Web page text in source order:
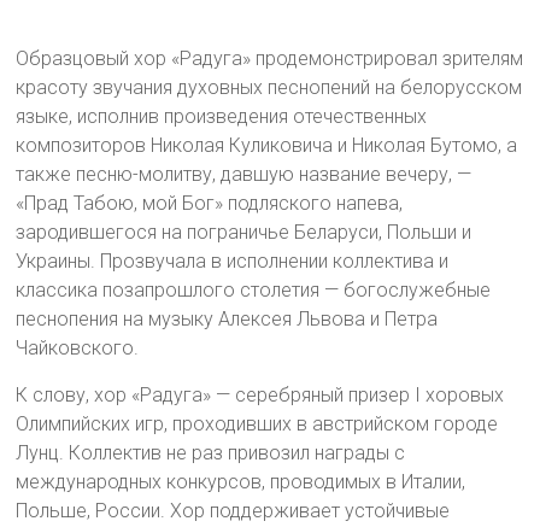
Образцовый хор «Радуга» продемонстрировал зрителям
красоту звучания духовных песнопений на белорусском
языке, исполнив произведения отечественных
композиторов Николая Куликовича и Николая Бутомо, а
также песню-молитву, давшую название вечеру, —
«Прад Табою, мой Бог» подляского напева,
зародившегося на пограничье Беларуси, Польши и
Украины. Прозвучала в исполнении коллектива и
классика позапрошлого столетия — богослужебные
песнопения на музыку Алексея Львова и Петра
Чайковского.
К слову, хор «Радуга» — серебряный призер I хоровых
Олимпийских игр, проходивших в австрийском городе
Лунц. Коллектив не раз привозил награды с
международных конкурсов, проводимых в Италии,
Польше, России. Хор поддерживает устойчивые